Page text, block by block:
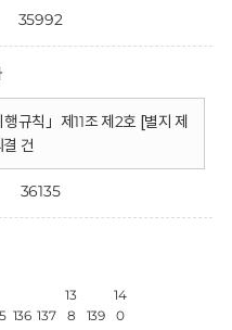
35992
규칙」제11조 제2호 [별지 제
건
36135
136 137
13
8
139
14
0